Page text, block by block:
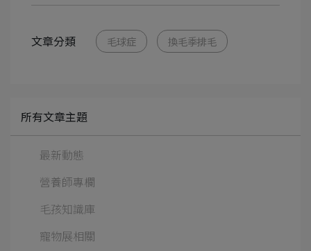
文章分類 毛球症 換毛季排毛
所有文章主題
最新動態
營養師專欄
毛孩知識庫
寵物展相關